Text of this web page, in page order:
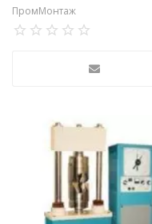
ПромМонтаж